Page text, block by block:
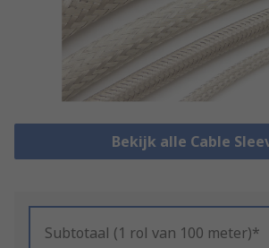
Bekijk alle Cable
Subtotaal (1 rol van 100 meter)*